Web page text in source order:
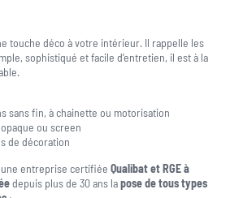
touche déco à votre intérieur. Il rappelle les
sophistiqué et facile d’entretien, il est à la
sans fin, à chainette ou motorisation
ou screen
de décoration
entreprise certifiée Qualibat et RGE à
depuis plus de 30 ans lapose de tous types